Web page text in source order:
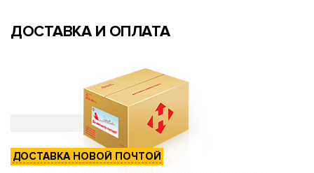
ДОСТАВКА И ОПЛАТА
ДОСТАВКА НОВОЙ ПОЧТОЙ